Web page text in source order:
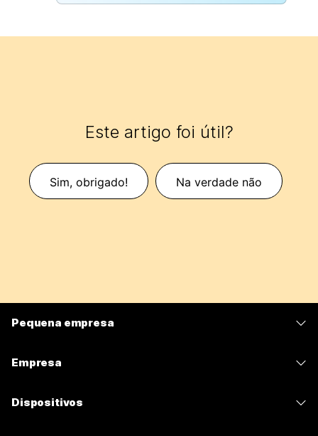
Este artigo foi útil?
Sim, obrigado! Na verdade não
Pequena empresa
Empresa
Dispositivos